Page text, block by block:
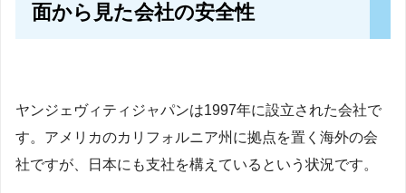
面から見た会社の安全性
ヤンジェヴィティジャパンは1997年に設立された会社で
す。アメリカのカリフォルニア州に拠点を置く海外の会
社ですが、日本にも支社を構えているという状況です。